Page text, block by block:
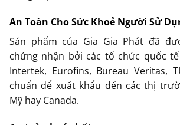
An Toàn Cho Sức Khoẻ Người Sử
Sản phẩm của Gia Gia Phát đã
chứng nhận bởi các tổ chức quốc
Intertek, Eurofins, Bureau Veritas,
chuẩn để xuất khẩu đến các thị
Mỹ hay Canada.